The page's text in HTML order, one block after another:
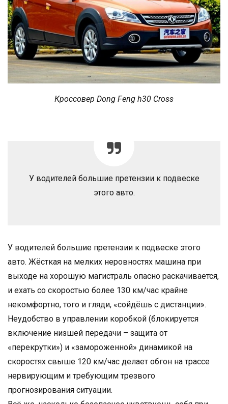
Кроссовер Dong Feng h30 Cross
У водителей большие претензии к подвеске
этого авто.
У водителей большие претензии к подвеске этого
авто. Жёсткая на мелких неровностях машина при
выходе на хорошую магистраль опасно раскачивается,
и ехать со скоростью более 130 км/час крайне
некомфортно, того и гляди, «сойдёшь с дистанции».
Неудобство в управлении коробкой (блокируется
включение низшей передачи – защита от
«перекрутки») и «замороженной» динамикой на
скоростях свыше 120 км/час делает обгон на трассе
нервирующим и требующим трезвого
прогнозирования ситуации.